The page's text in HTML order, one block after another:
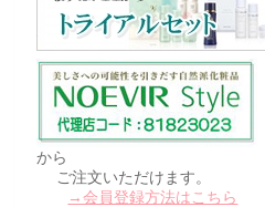
から
ご注文いただけます。
→会員登録方法はこちら